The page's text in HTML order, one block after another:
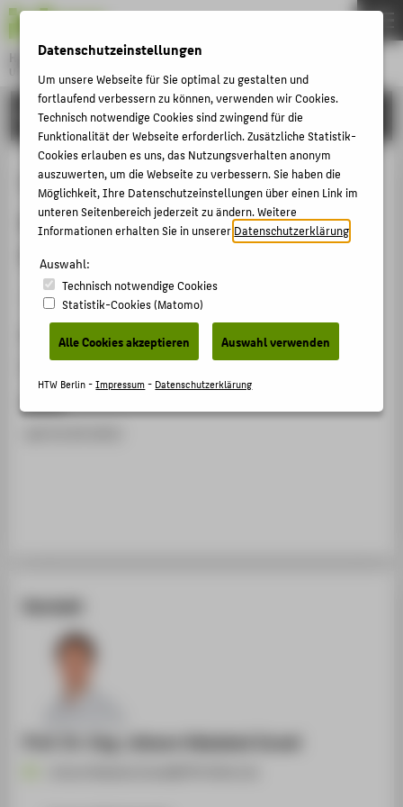
Hochschule für Technik und Wirtschaft Berlin
University of Applied Sciences
Menu
FORSCHUNG
Leitungskreis der Fachgruppe "Be-
greifbare Interaktion" der
Gesellschaft für Informatik
Mitgliedschaft › Fachgesellschaft / Verband › 2012
Homepage
https://fgbgi.mensch-und-computer.de/
Kontakt
Prof. Dr.-Ing. Johann Habakuk Israel
THEMEN
HOCHSCHULE
CAMPUS
STUDIUM
LEHRE
KARRIERE
INTERNATIONAL
INFORMATIONEN FÜR
STUDIENINTERESSIERTE
Datenschutzeinstellungen
Um unsere Webseite für Sie optimal zu gestalten und
fortlaufend verbessern zu können, verwenden wir Cookies.
Technisch notwendige Cookies sind zwingend für die
Funktionalität der Webseite erforderlich. Zusätzliche Statistik-
Cookies erlauben es uns, das Nutzungsverhalten anonym
auszuwerten, um die Webseite zu verbessern. Sie haben die
Möglichkeit, Ihre Datenschutzeinstellungen über einen Link im
unteren Seitenbereich jederzeit zu ändern. Weitere
Informationen erhalten Sie in unsererDatenschutzerklärung
Auswahl:
Technisch notwendige Cookies
Statistik-Cookies (Matomo)
Alle Cookies akzeptieren Auswahl verwenden
HTW Berlin -Impressum- Datenschutzerklärung